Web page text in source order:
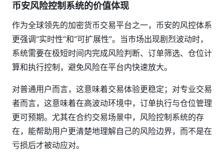
币安风险控制系统的价值体现
作为全球领先的加密货币交易平台之一，币安的风控体系
更强调“实时性”和“可扩展性”。当市场出现剧烈波动时，
系统需要在极短时间内完成风险判断、订单筛选、仓位计
算和执行控制，避免风险在平台内快速放大。
对普通用户而言，这意味着交易体验更稳定；对专业交易
者而言，这意味着在高波动环境中，订单执行与仓位管理
更可预期。尤其在合约交易场景中，风险控制系统的存
在，能帮助用户更清楚地理解自己的风险边界，而不是在
亏损后才被动应对。